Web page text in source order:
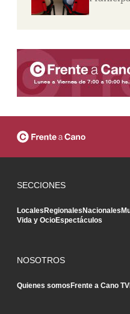
SECCIONES
LocalesRegionalesNacionales
Vida y OcioEspectáculos
NOSOTROS
Quienes somosFrente a Cano TV